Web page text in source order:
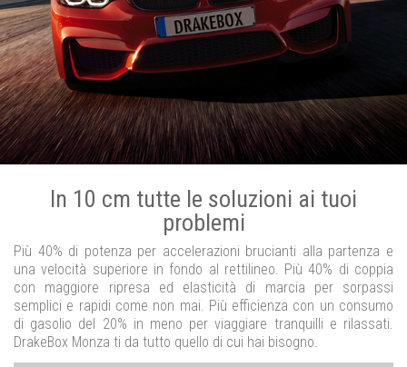
In 10 cm tutte le soluzioni ai tuoi
problemi
Più 40% di potenza per accelerazioni brucianti alla partenza e
una velocità superiore in fondo al rettilineo. Più 40% di coppia
con maggiore ripresa ed elasticità di marcia per sorpassi
semplici e rapidi come non mai. Più efficienza con un consumo
di gasolio del 20% in meno per viaggiare tranquilli e rilassati.
DrakeBox Monza ti da tutto quello di cui hai bisogno.